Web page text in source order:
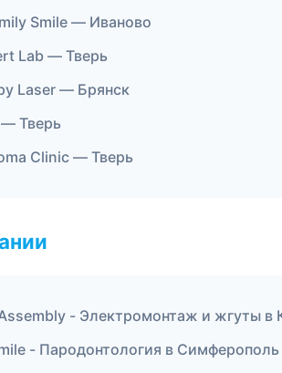
Smile — Иваново
Lab — Тверь
Laser — Брянск
Тверь
Clinic — Тверь
- Электромонтаж и жгуты в
- Пародонтология в Симферополь